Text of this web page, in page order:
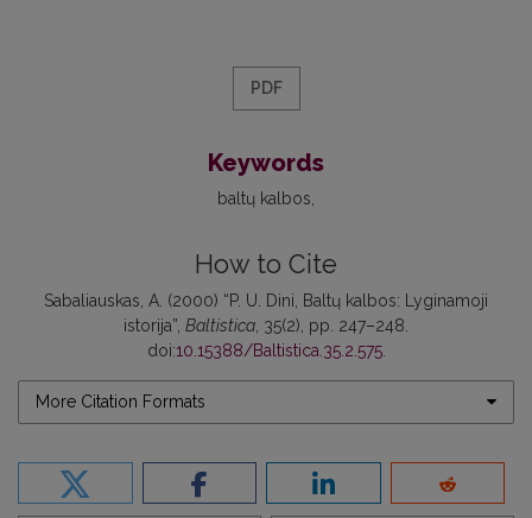
PDF
Keywords
baltų kalbos
How to Cite
Sabaliauskas, A. (2000) “P. U. Dini, Baltų kalbos: Lyginamoji
istorija”, Baltistica , 35(2), pp. 247–248.
doi:10.15388/Baltistica.35.2.575.
More Citation Formats